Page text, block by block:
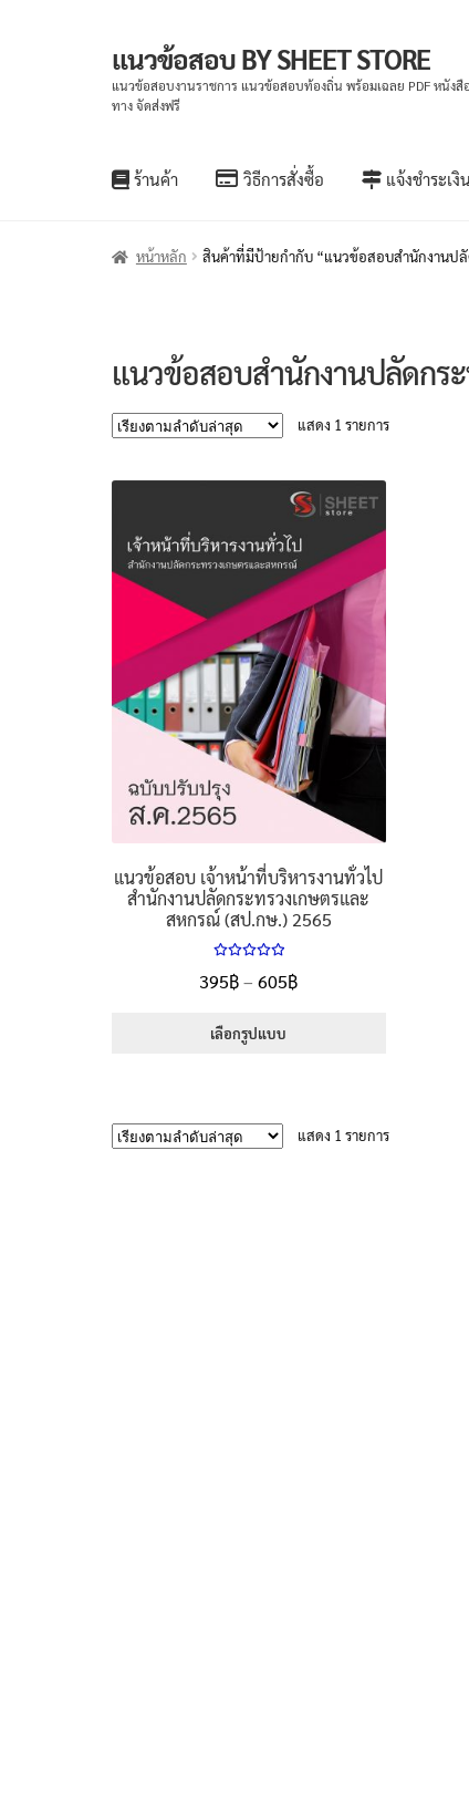
Skip
to
navigation
Skip
to
content
แนวข้อสอบ BY SHEET STORE
แนวข้อสอบงานราชการ แนวข้อสอบท้องถิ่น พร้อมเฉลย PDF หนังสื
ทาง จัดส่งฟรี
ร้านค้า วิธีการสั่งซื้อ แจ้งชำระเงิน
หน้าหลัก สินค้าที่มีป้ายกำกับ “แนวข้อสอบสำนักงานป
แนวข้อสอบสำนักงานปลัดกร
แสดง 1 รายการ
แนวข้อสอบ เจ้าหน้าที่บริหารงานทั่วไป
สำนักงานปลัดกระทรวงเกษตรและ
สหกรณ์ (สป.กษ.) 2565
5.00 ตั้งแต่
395฿ – 605฿Price
เลือกรูปแบบ
multipleแสดง 1 รายการ